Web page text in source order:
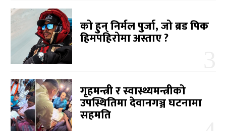
को हुन् निर्मल पुर्जा, जो ब्रड पिक
हिमपहिरोमा अस्ताए ?
गृहमन्त्री र स्वास्थ्यमन्त्रीको
उपस्थितिमा देवानगञ्ज घटनामा
सहमति